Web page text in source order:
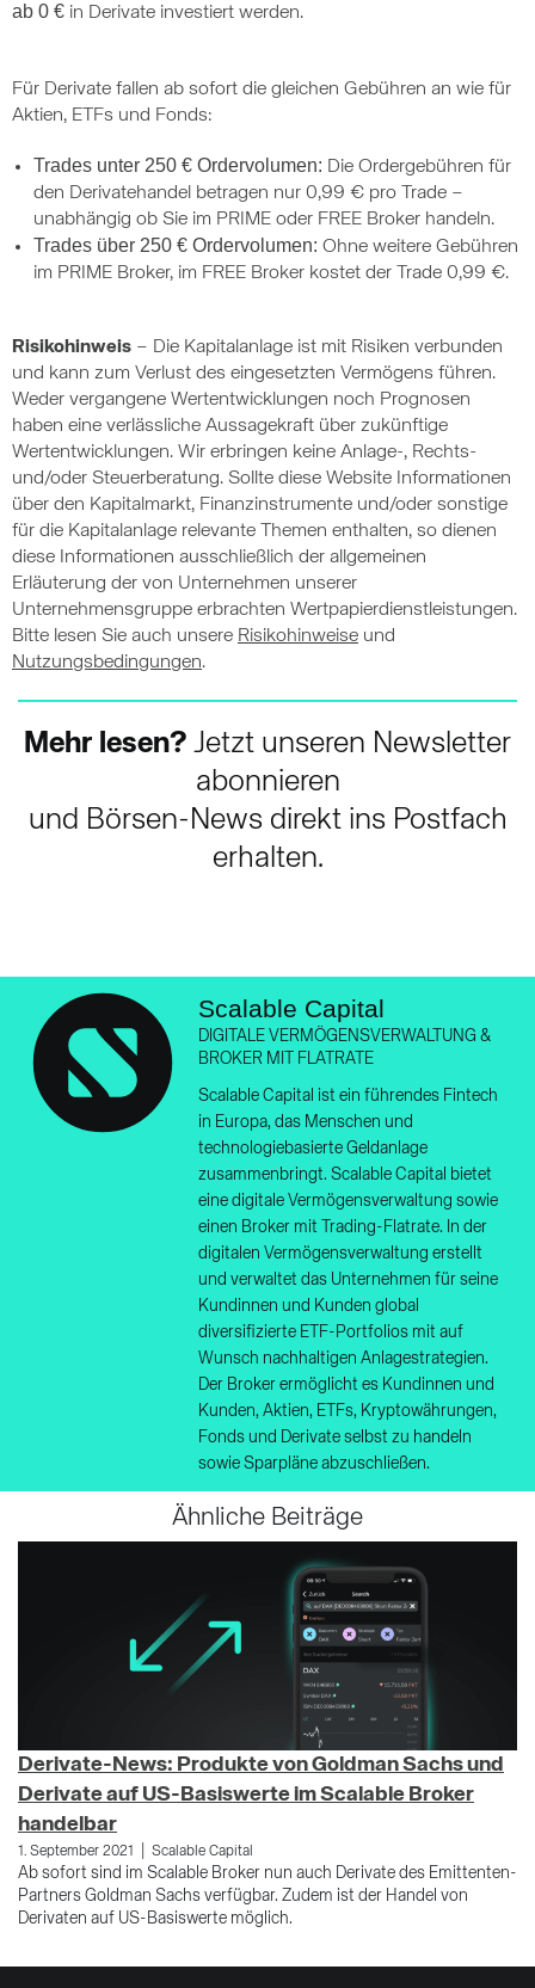
ab 0 € in Derivate investiert werden.
Für Derivate fallen ab sofort die gleichen Gebühren an wie für
Aktien, ETFs und Fonds:
Trades unter 250 € Ordervolumen: Die Ordergebühren für
den Derivatehandel betragen nur 0,99 € pro Trade –
unabhängig ob Sie im PRIME oder FREE Broker handeln.
Trades über 250 € Ordervolumen: Ohne weitere Gebühren
im PRIME Broker, im FREE Broker kostet der Trade 0,99 €.
Risikohinweis – Die Kapitalanlage ist mit Risiken verbunden
und kann zum Verlust des eingesetzten Vermögens führen.
Weder vergangene Wertentwicklungen noch Prognosen
haben eine verlässliche Aussagekraft über zukünftige
Wertentwicklungen. Wir erbringen keine Anlage-, Rechts-
und/oder Steuerberatung. Sollte diese Website Informationen
über den Kapitalmarkt, Finanzinstrumente und/oder sonstige
für die Kapitalanlage relevante Themen enthalten, so dienen
diese Informationen ausschließlich der allgemeinen
Erläuterung der von Unternehmen unserer
Unternehmensgruppe erbrachten Wertpapierdienstleistungen.
Bitte lesen Sie auch unsere Risikohinweise und
Nutzungsbedingungen.
Mehr lesen? Jetzt unseren Newsletter
abonnieren
und Börsen-News direkt ins Postfach
erhalten.
Scalable Capital
DIGITALE VERMÖGENSVERWALTUNG &
BROKER MIT FLATRATE
Scalable Capital ist ein führendes Fintech
in Europa, das Menschen und
technologiebasierte Geldanlage
zusammenbringt. Scalable Capital bietet
eine digitale Vermögensverwaltung sowie
einen Broker mit Trading-Flatrate. In der
digitalen Vermögensverwaltung erstellt
und verwaltet das Unternehmen für seine
Kundinnen und Kunden global
diversifizierte ETF-Portfolios mit auf
Wunsch nachhaltigen Anlagestrategien.
Der Broker ermöglicht es Kundinnen und
Kunden, Aktien, ETFs, Kryptowährungen,
Fonds und Derivate selbst zu handeln
sowie Sparpläne abzuschließen.
Ähnliche Beiträge
Derivate-News: Produkte von Goldman Sachs und
Derivate auf US-Basiswerte im Scalable Broker
handelbar
1. September 2021 Scalable Capital
Ab sofort sind im Scalable Broker nun auch Derivate des Emittenten-
Partners Goldman Sachs verfügbar. Zudem ist der Handel von
Derivaten auf US-Basiswerte möglich.